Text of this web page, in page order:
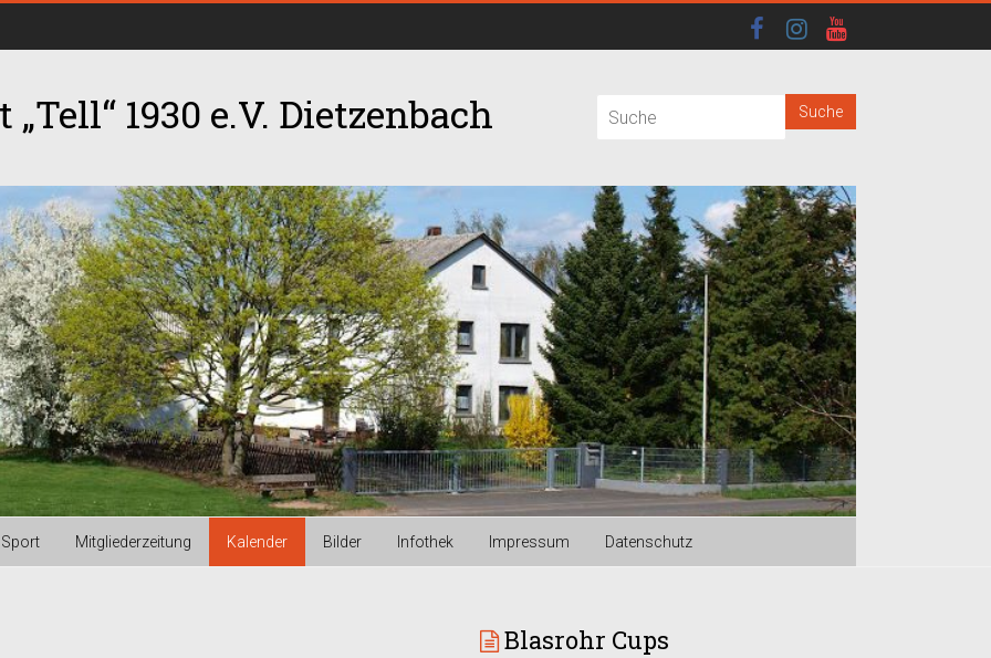
1930 e.V. Dietzenbach
Sport Mitgliederzeitung Kalender Bilder Infothek Impressum Datenschutz
Blasrohr Cups